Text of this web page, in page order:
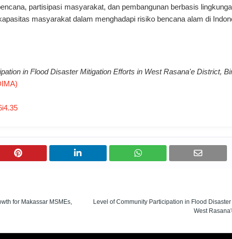
partisipasi masyarakat, dan pembangunan berbasis
masyarakat dalam menghadapi risiko bencana alam di
in Flood Disaster Mitigation Efforts in West Rasana'e District,
Level of Community Participation in Flood
West
for Makassar MSMEs,